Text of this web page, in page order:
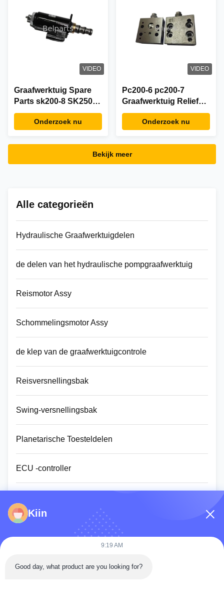
VIDEO
Graafwerktuig Spare
Parts sk200-8 SK250
sk260-8 SK330 sk350-8
Anti Evenredige de
YN35V00048F1
Onderzoek nu
VIDEO
Pc200-6 pc200-7
Graafwerktuig Relief
Valve, Hydraulische
Druk Regelende Klep
Onderzoek nu
Bekijk meer
Alle categorieën
Hydraulische Graafwerktuigdelen
de delen van het hydraulische pompgraafwerktuig
Reismotor Assy
Schommelingsmotor Assy
de klep van de graafwerktuigcontrole
Reisversnellingsbak
Swing-versnellingsbak
Planetarische Toesteldelen
ECU -controller
Hydraulische assy cilinder
Kiin
9:19 AM
Good day, what product are you looking for?